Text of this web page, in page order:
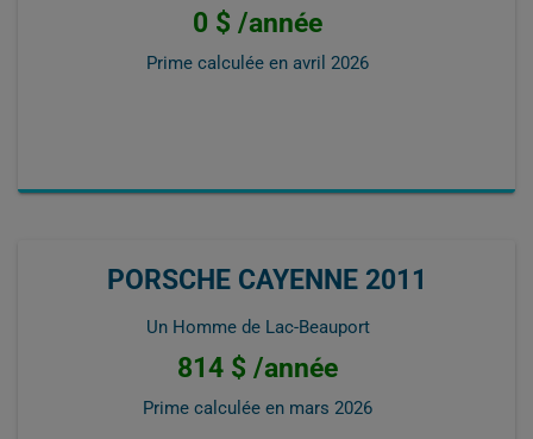
0 $ /année
Prime calculée en avril 2026
PORSCHE CAYENNE 2011
Un Homme de Lac-Beauport
814 $ /année
Prime calculée en mars 2026